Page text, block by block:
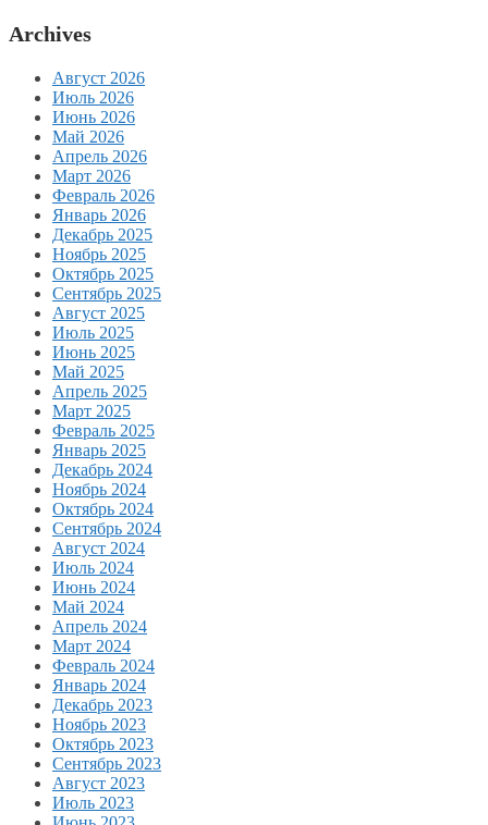
Archives
Август 2026
Июль 2026
Июнь 2026
Май 2026
Апрель 2026
Март 2026
Февраль 2026
Январь 2026
Декабрь 2025
Ноябрь 2025
Октябрь 2025
Сентябрь 2025
Август 2025
Июль 2025
Июнь 2025
Май 2025
Апрель 2025
Март 2025
Февраль 2025
Январь 2025
Декабрь 2024
Ноябрь 2024
Октябрь 2024
Сентябрь 2024
Август 2024
Июль 2024
Июнь 2024
Май 2024
Апрель 2024
Март 2024
Февраль 2024
Январь 2024
Декабрь 2023
Ноябрь 2023
Октябрь 2023
Сентябрь 2023
Август 2023
Июль 2023